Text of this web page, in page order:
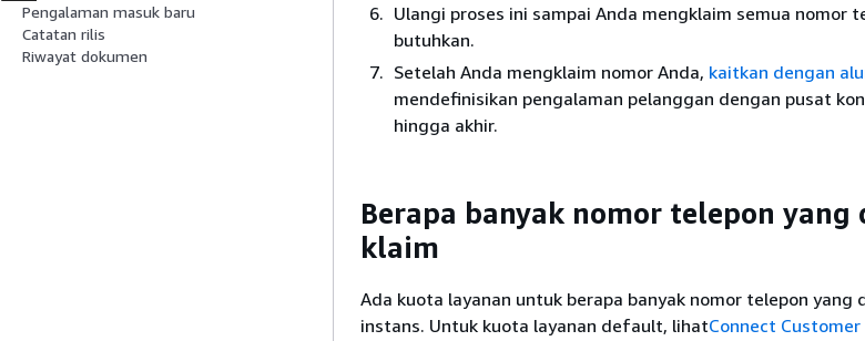
Pengalaman masuk baru
Catatan rilis
Riwayat dokumen
Ulangi proses ini sampai Anda mengklaim semua nomor
butuhkan.
Setelah Anda mengklaim nomor Anda, kaitkan dengan
mendefinisikan pengalaman pelanggan dengan pusat
hingga akhir.
Berapa banyak nomor telepon yang
klaim
Ada kuota layanan untuk berapa banyak nomor telepon
instans. Untuk kuota layanan default, lihatConnect